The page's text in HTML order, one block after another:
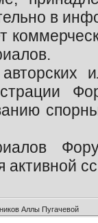
в
активной
Аллы Пугачевой